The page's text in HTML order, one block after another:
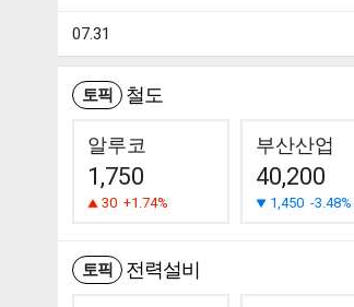
07.31
토픽 철도
알루코
1,750
30 +1.74%
부산산업
40,200
1,450 -3.48%
토픽 전력설비